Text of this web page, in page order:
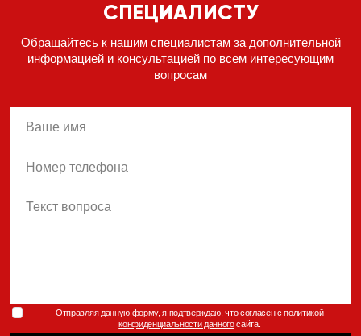
СПЕЦИАЛИСТУ
Обращайтесь к нашим специалистам за дополнительной
информацией и консультацией по всем интересующим
вопросам
Отправляя данную форму, я подтверждаю, что согласен сполитикой
конфиденциальности данногосайта.